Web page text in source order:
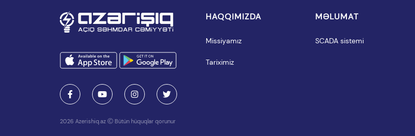
2026 Azerishiq.az Bütün hüquqlar qorunur
HAQQIMIZDA
Missiyamız
Tariximiz
MƏLUMAT
SCADA sistemi